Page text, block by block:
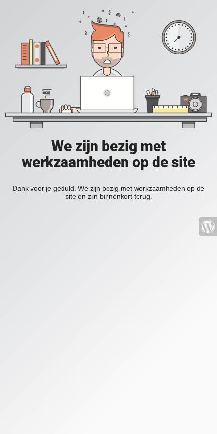
We zijn bezig met
werkzaamheden op de site
Dank voor je geduld. We zijn bezig met werkzaamheden op de
site en zijn binnenkort terug.